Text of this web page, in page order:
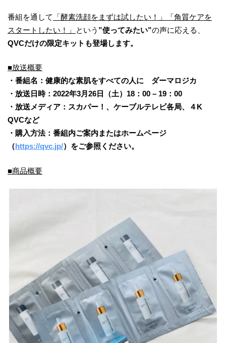
番組を通して
「酵素洗顔をまずは試したい！」「角質ケアを
スタートしたい！」
という ”使ってみたい”の声に応える、
QVCだけの限定キットも登場します。
■放送概要
・番組名：健康的な素肌をすべての人に ダーマロジカ
・放送日時：2022年3月26日（土）18：00 – 19：00
・放送メディア：スカパー！、ケーブルテレビ各局、４K
QVCなど
・購入方法：番組内ご案内またはホームページ
（https://qvc.jp/）をご参照ください。
■商品概要